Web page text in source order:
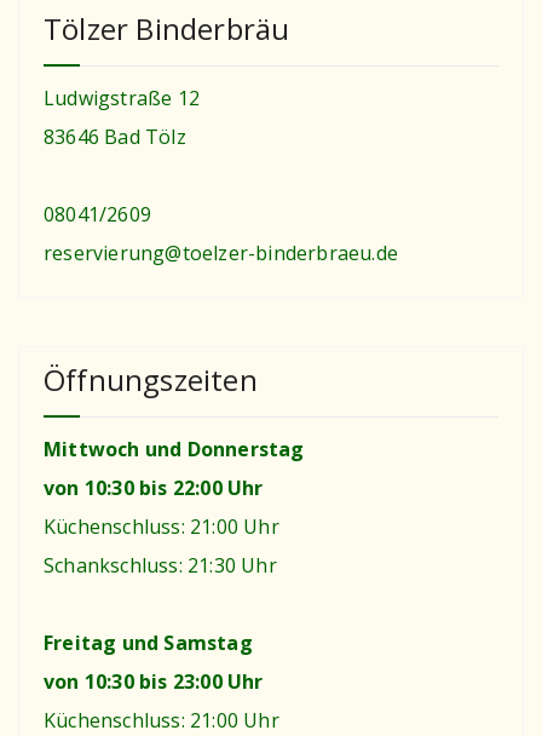
Tölzer Binderbräu
Ludwigstraße 12
83646 Bad Tölz
08041/2609
reservierung@toelzer-binderbraeu.de
Öffnungszeiten
Mittwoch und Donnerstag
von 10:30 bis 22:00 Uhr
Küchenschluss: 21:00 Uhr
Schankschluss: 21:30 Uhr
Freitag und Samstag
von 10:30 bis 23:00 Uhr
Küchenschluss: 21:00 Uhr